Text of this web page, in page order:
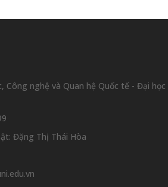
Công nghệ và Quan hệ Quốc tế - Đại học
Đặng Thị Thái Hòa